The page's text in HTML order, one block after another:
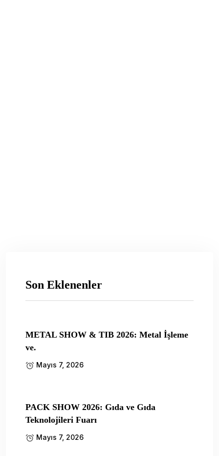
Son Eklenenler
METAL SHOW & TIB 2026: Metal İşleme
ve.
Mayıs 7, 2026
PACK SHOW 2026: Gıda ve Gıda
Teknolojileri Fuarı
Mayıs 7, 2026